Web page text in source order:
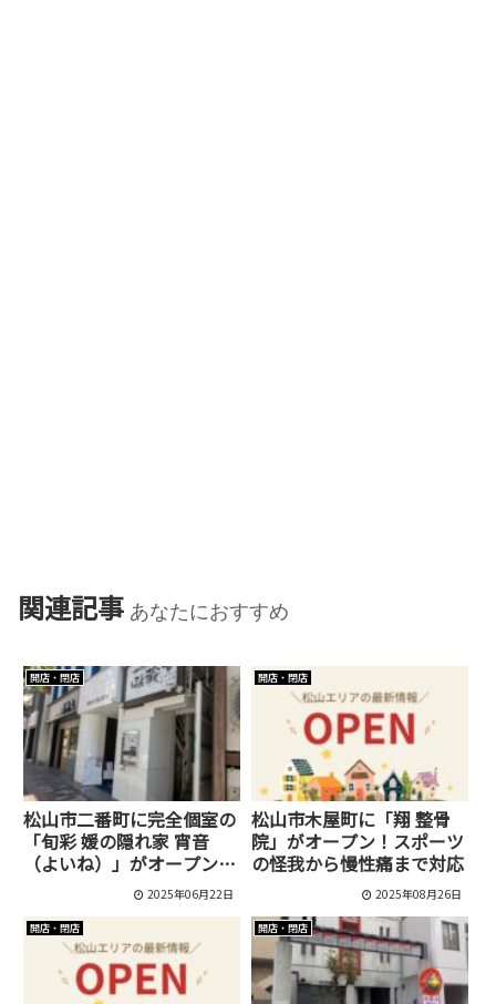
関連記事 あなたにおすすめ
開店・閉店
松山市二番町に完全個室の
「旬彩 媛の隠れ家 宵音
（よいね）」がオープン！
接待やデートに最適な大人
2025年06月22日
開店・閉店
松山市木屋町に「翔 整骨
院」がオープン！スポーツ
の怪我から慢性痛まで対応
2025年08月26日
開店・閉店 開店・閉店